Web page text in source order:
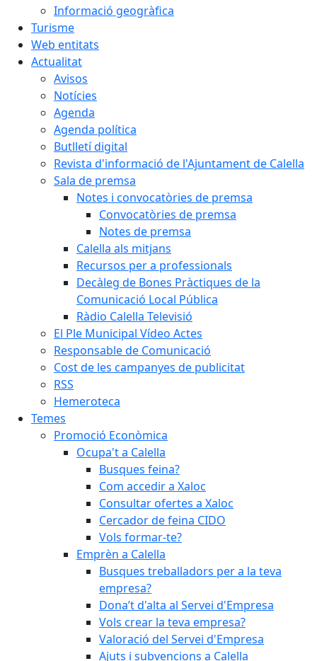
Informació geogràfica
Turisme
Web entitats
Actualitat
Avisos
Notícies
Agenda
Agenda política
Butlletí digital
Revista d'informació de l'Ajuntament de Calella
Sala de premsa
Notes i convocatòries de premsa
Convocatòries de premsa
Notes de premsa
Calella als mitjans
Recursos per a professionals
Decàleg de Bones Pràctiques de la
Comunicació Local Pública
Ràdio Calella Televisió
El Ple Municipal Vídeo Actes
Responsable de Comunicació
Cost de les campanyes de publicitat
RSS
Hemeroteca
Temes
Promoció Econòmica
Ocupa't a Calella
Busques feina?
Com accedir a Xaloc
Consultar ofertes a Xaloc
Cercador de feina CIDO
Vols formar-te?
Emprèn a Calella
Busques treballadors per a la teva
empresa?
Dona’t d'alta al Servei d'Empresa
Vols crear la teva empresa?
Valoració del Servei d'Empresa
Ajuts i subvencions a Calella